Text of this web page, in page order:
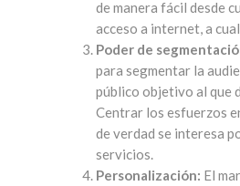
de manera fácil desde
acceso a internet, a
Poder de
para segmentar la
público objetivo al que
Centrar los esfuerzos
de verdad se interesa
servicios.
Personalización: El